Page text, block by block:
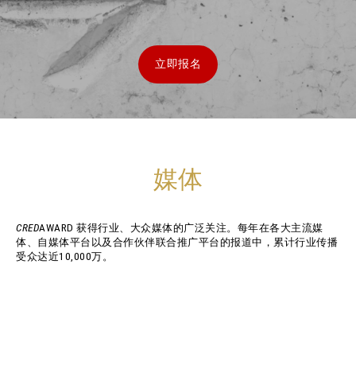
立即报名
媒体
CREDAWARD 获得行业、大众媒体的广泛关注。每年在各大主流媒
体、自媒体平台以及合作伙伴联合推广平台的报道中，累计行业传播
受众达近10,000万。